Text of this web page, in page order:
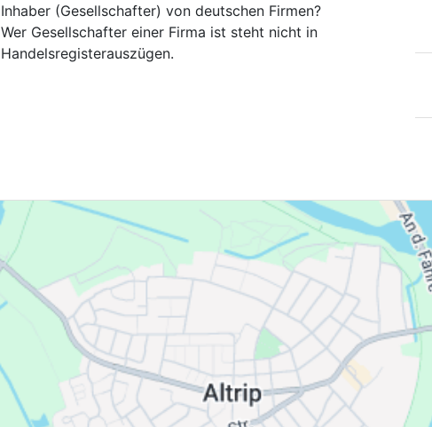
Inhaber (Gesellschafter) von deutschen Firmen?
Wer Gesellschafter einer Firma ist steht nicht in
Handelsregisterauszügen.